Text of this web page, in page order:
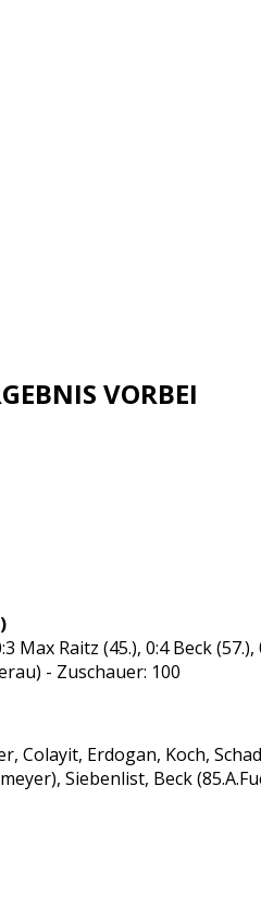
VORBEI
Max Raitz (45.), 0:4 Beck
- Zuschauer: 100
Colayit, Erdogan, Koch,
Siebenlist, Beck